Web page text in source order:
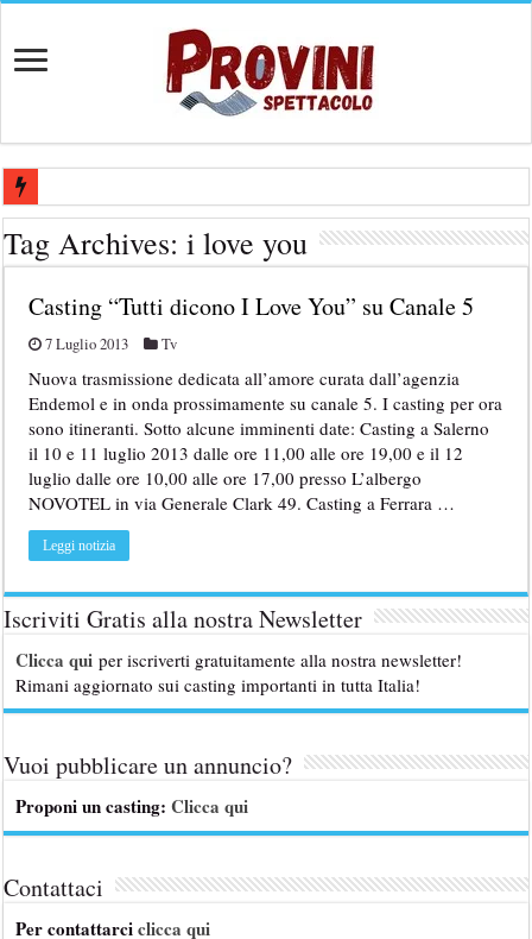
Casting attore per “Luna: dialogo tra un Poeta e una Prostituta” –
Casting per coppia: Realizzazione shooting foto e video retribuito
Casting per nuovo lungometraggio: si cercano attori, attrici e
Ricerca tastierista per Tribute Band dedicata ad Eros Ramazzotti –
Tag Archives:i love you
Casting “Tutti dicono I Love You” su Canale 5
7 Luglio 2013 Tv
Nuova trasmissione dedicata all’amore curata dall’agenzia
Endemol e in onda prossimamente su canale 5. I casting per ora
sono itineranti. Sotto alcune imminenti date: Casting a Salerno
il 10 e 11 luglio 2013 dalle ore 11,00 alle ore 19,00 e il 12
luglio dalle ore 10,00 alle ore 17,00 presso L’albergo
NOVOTEL in via Generale Clark 49. Casting a Ferrara …
Leggi notizia
Iscriviti Gratis alla nostra Newsletter
Clicca qui per iscriverti gratuitamente alla nostra newsletter!
Rimani aggiornato sui casting importanti in tutta Italia!
Vuoi pubblicare un annuncio?
Proponi un casting:Clicca qui
Contattaci
Per contattarciclicca qui